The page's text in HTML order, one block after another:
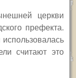
церкви
префекта.
считают это